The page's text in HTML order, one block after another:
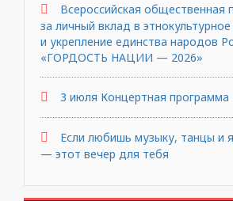
Всероссийская общественная
за личный вклад в этнокультурное
и укрепление единства народов
«ГОРДОСТЬ НАЦИИ — 2026»
3 июля Концертная
Если любишь музыку, танцы и
— этот вечер для тебя